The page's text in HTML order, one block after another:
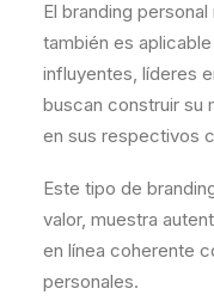
El branding
también es
influyentes, líderes
buscan construir su
en sus respectivos
Este tipo de
valor, muestra
en línea coherente
personales.